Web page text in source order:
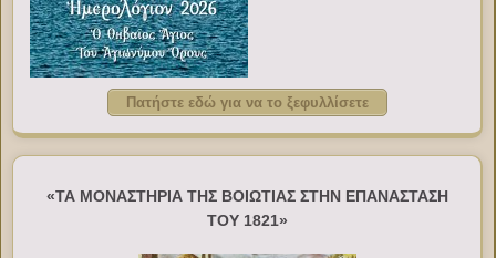
Πατήστε εδώ για να το ξεφυλλίσετε
«ΤΑ ΜΟΝΑΣΤΗΡΙΑ ΤΗΣ ΒΟΙΩΤΙΑΣ ΣΤΗΝ ΕΠΑΝΑΣΤΑΣΗ
ΤΟΥ 1821»